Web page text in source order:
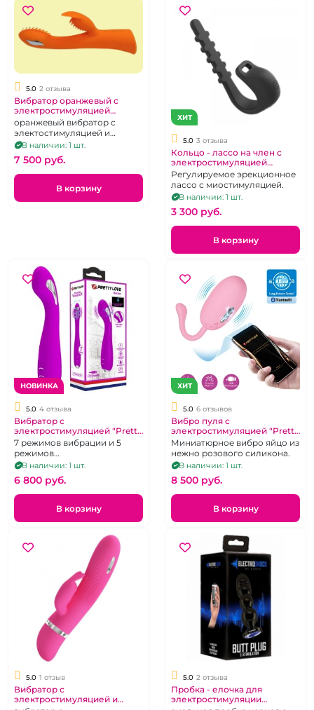
5.0 2 отзыва
Вибратор оранжевый с
электростимуляцией
"Огонь"
оранжевый вибратор с
электостимуляцией и
клиторальным отростком
В наличии: 1 шт.
7 500 pуб.
В корзину
ХИТ
5.0 3 отзыва
Кольцо - лассо на член с
электростимуляцией
регулируемый диаметр "S-
hande" Lightning ring черное
Регулируемое эрекционное
лассо с миостимуляцией.
В наличии: 1 шт.
3 300 pуб.
В корзину
НОВИНКА
5.0 4 отзыва
Вибратор с
электростимуляцией "Pretty
Love" Hector фиолетовый
7 режимов вибрации и 5
режимов
электростимуляции
В наличии: 1 шт.
6 800 pуб.
В корзину
ХИТ
5.0 6 отзывов
Вибро пуля с
электростимуляцией "Pretty
love" Doreen управление с
приложения.
Миниатюрное вибро яйцо из
нежно розового силикона.
В наличии: 1 шт.
8 500 pуб.
В корзину
5.0 1 отзыв
Вибратор с
электростимуляцией и
5.0 2 отзыва
Пробка - елочка для
электростимуляции